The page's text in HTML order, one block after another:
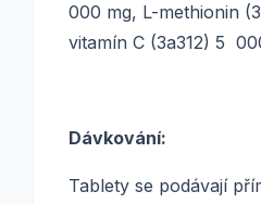
000 mg, L-methionin
vitamín C (3a312) 5
Dávkování:
Tablety se podávají